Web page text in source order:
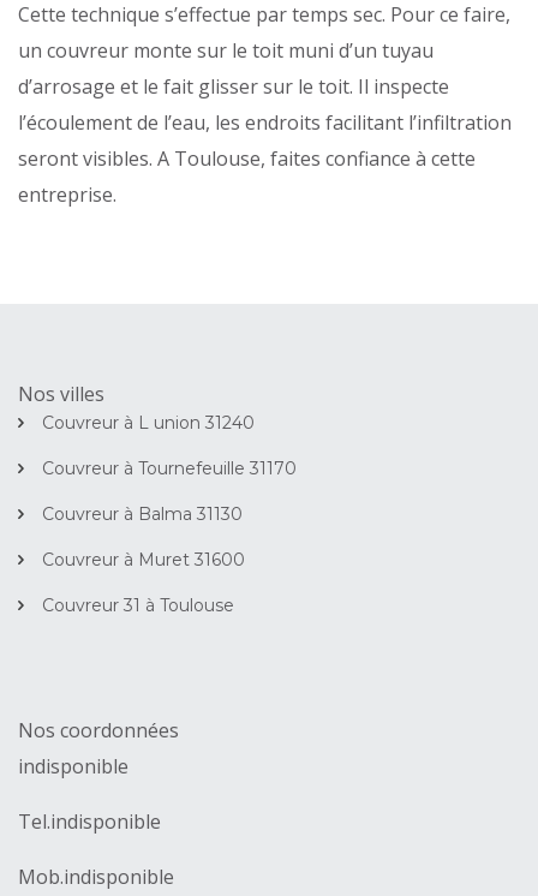
Cette technique s’effectue par temps sec. Pour ce faire,
un couvreur monte sur le toit muni d’un tuyau
d’arrosage et le fait glisser sur le toit. Il inspecte
l’écoulement de l’eau, les endroits facilitant l’infiltration
seront visibles. A Toulouse, faites confiance à cette
entreprise.
Nos villes
Couvreur à L union 31240
Couvreur à Tournefeuille 31170
Couvreur à Balma 31130
Couvreur à Muret 31600
Couvreur 31 à Toulouse
Nos coordonnées
indisponible
Tel.indisponible
Mob.indisponible